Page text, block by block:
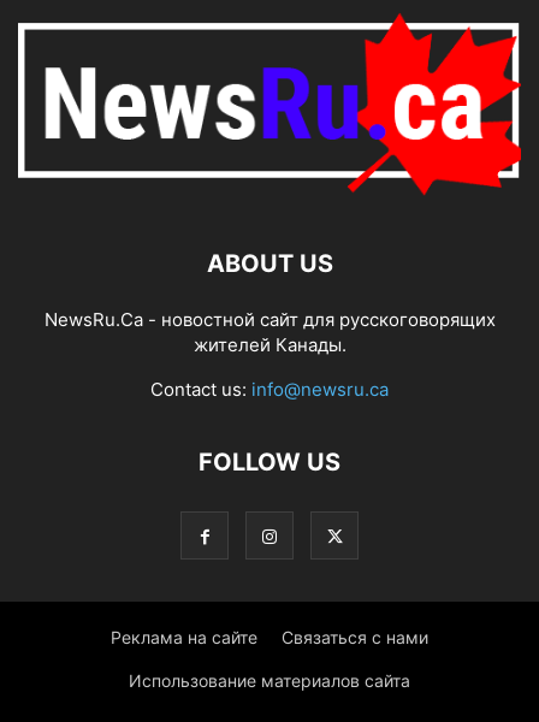
ABOUT US
NewsRu.Ca - новостной сайт для русскоговорящих
жителей Канады.
Contact us: info@newsru.ca
FOLLOW US
Реклама на сайте Связаться с нами
Использование материалов сайта